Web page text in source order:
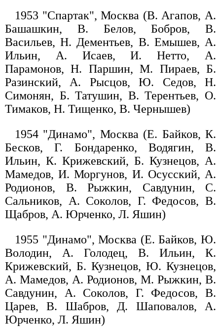
1953 "Спартак", Москва (В. Агапов, А.
Башашкин, В. Белов, Бобров, В.
Васильев, Н. Дементьев, В. Емышев, А.
Ильин, А. Исаев, И. Нетто, А.
Парамонов, Н. Паршин, М. Пираев, Б.
Разинский, А. Рысцов, Ю. Седов, Н.
Симонян, Б. Татушин, В. Терентьев, О.
Тимаков, Н. Тищенко, В. Чернышев)
1954 "Динамо", Москва (Е. Байков, К.
Бесков, Г. Бондаренко, Водягин, В.
Ильин, К. Крижевский, Б. Кузнецов, А.
Мамедов, И. Моргунов, И. Осусский, А.
Родионов, В. Рыжкин, Савдунин, С.
Сальников, А. Соколов, Г. Федосов, В.
Щабров, А. Юрченко, Л. Яшин)
1955 "Динамо", Москва (Е. Байков, Ю.
Володин, А. Голодец, В. Ильин, К.
Крижевский, Б. Кузнецов, Ю. Кузнецов,
А. Мамедов, А. Родионов, М. Рыжкин, В.
Савдунин, А. Соколов, Г. Федосов, В.
Царев, В. Шабров, Д. Шаповалов, А.
Юрченко, Л. Яшин)